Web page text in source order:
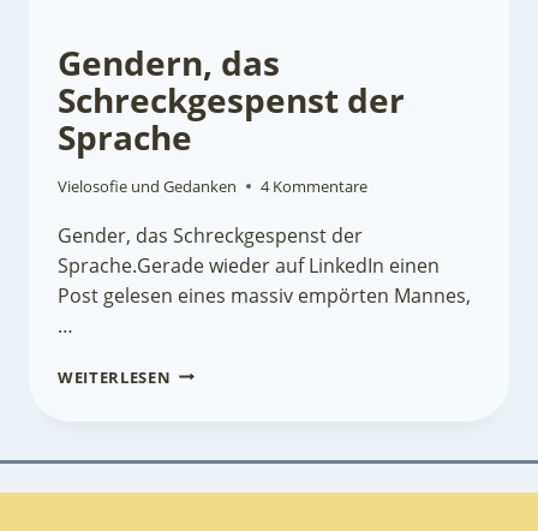
Gendern, das
Schreckgespenst der
Sprache
Vielosofie und Gedanken 4 Kommentare
Gender, das Schreckgespenst der
Sprache.Gerade wieder auf LinkedIn einen
Post gelesen eines massiv empörten Mannes,
…
WEITERLESEN GENDERN,
DER
SPRACHE